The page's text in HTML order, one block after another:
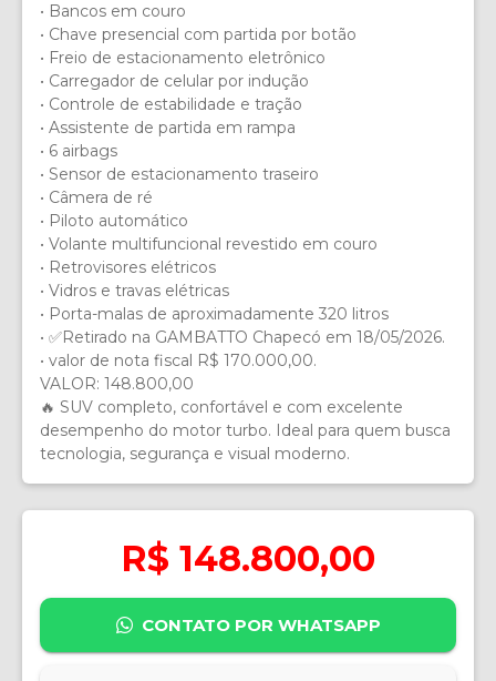
• Bancos em couro
• Chave presencial com partida por botão
• Freio de estacionamento eletrônico
• Carregador de celular por indução
• Controle de estabilidade e tração
• Assistente de partida em rampa
• 6 airbags
• Sensor de estacionamento traseiro
• Câmera de ré
• Piloto automático
• Volante multifuncional revestido em couro
• Retrovisores elétricos
• Vidros e travas elétricas
• Porta-malas de aproximadamente 320 litros
• ⁠✅Retirado na GAMBATTO Chapecó em 18/05/2026.
• ⁠valor de nota fiscal R$ 170.000,00.
VALOR: 148.800,00
🔥 SUV completo, confortável e com excelente
desempenho do motor turbo. Ideal para quem busca
tecnologia, segurança e visual moderno.
R$ 148.800,00
CONTATO POR WHATSAPP